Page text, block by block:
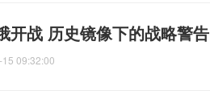
开战 历史镜像下的战略警告
09:32:00